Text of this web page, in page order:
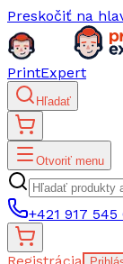
Preskočiť na
PrintExpert
Hľadať
Otvoriť menu
+421 917 545